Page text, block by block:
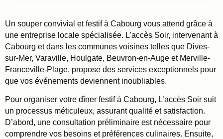
Un souper convivial et festif à Cabourg vous attend grâce à
une entreprise locale spécialisée. L’accès Soir, intervenant à
Cabourg et dans les communes voisines telles que Dives-
sur-Mer, Varaville, Houlgate, Beuvron-en-Auge et Merville-
Franceville-Plage, propose des services exceptionnels pour
que vos événements deviennent inoubliables.
Pour organiser votre dîner festif à Cabourg, L’accès Soir suit
un processus méticuleux, assurant qualité et satisfaction.
D’abord, une consultation préliminaire est nécessaire pour
comprendre vos besoins et préférences culinaires. Ensuite,